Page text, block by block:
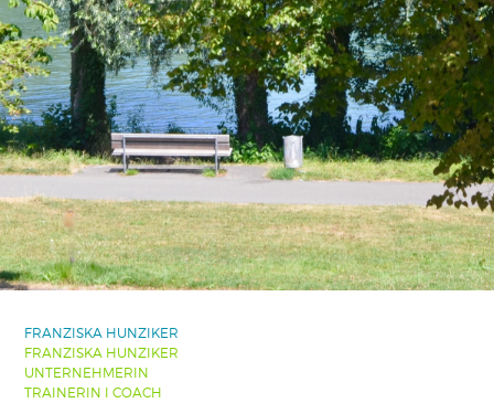
FRANZISKA HUNZIKER
FRANZISKA HUNZIKER
UNTERNEHMERIN
TRAINERIN I COACH